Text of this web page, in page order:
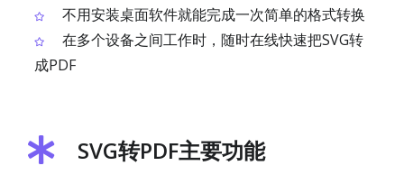
不用安装桌面软件就能完成一次简单的格式转换
在多个设备之间工作时，随时在线快速把SVG转
成PDF
SVG转PDF主要功能